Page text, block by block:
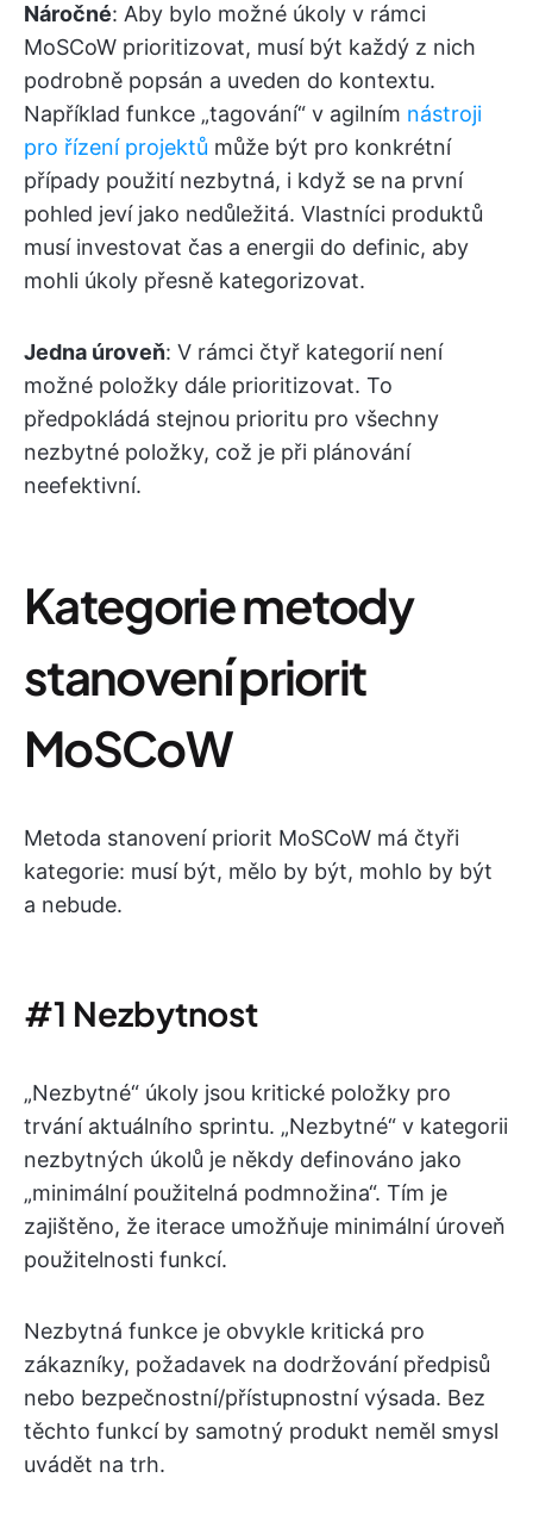
Náročné: Aby bylo možné úkoly v rámci
MoSCoW prioritizovat, musí být každý z nich
podrobně popsán a uveden do kontextu.
Například funkce „tagování“ v agilním nástroji
pro řízení projektů může být pro konkrétní
případy použití nezbytná, i když se na první
pohled jeví jako nedůležitá. Vlastníci produktů
musí investovat čas a energii do definic, aby
mohli úkoly přesně kategorizovat.
Jedna úroveň: V rámci čtyř kategorií není
možné položky dále prioritizovat. To
předpokládá stejnou prioritu pro všechny
nezbytné položky, což je při plánování
neefektivní.
Kategorie metody
stanovení priorit
MoSCoW
Metoda stanovení priorit MoSCoW má čtyři
kategorie: musí být, mělo by být, mohlo by být
a nebude.
#1 Nezbytnost
„Nezbytné“ úkoly jsou kritické položky pro
trvání aktuálního sprintu. „Nezbytné“ v kategorii
nezbytných úkolů je někdy definováno jako
„minimální použitelná podmnožina“. Tím je
zajištěno, že iterace umožňuje minimální úroveň
použitelnosti funkcí.
Nezbytná funkce je obvykle kritická pro
zákazníky, požadavek na dodržování předpisů
nebo bezpečnostní/přístupnostní výsada. Bez
těchto funkcí by samotný produkt neměl smysl
uvádět na trh.